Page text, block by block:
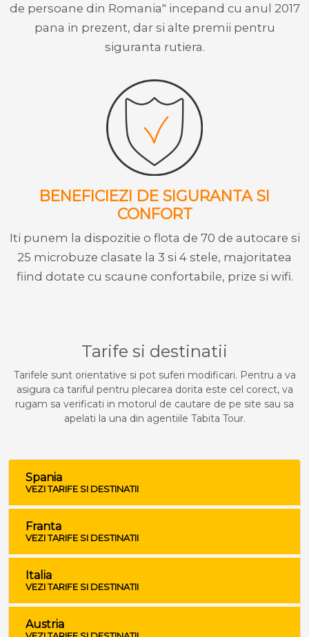
de persoane din Romania" incepand cu anul 2017
pana in prezent, dar si alte premii pentru
siguranta rutiera.
BENEFICIEZI DE SIGURANTA SI
CONFORT
Iti punem la dispozitie o flota de 70 de autocare si
25 microbuze clasate la 3 si 4 stele, majoritatea
fiind dotate cu scaune confortabile, prize si wifi.
Tarife si destinatii
Tarifele sunt orientative si pot suferi modificari. Pentru a va
asigura ca tariful pentru plecarea dorita este cel corect, va
rugam sa verificati in motorul de cautare de pe site sau sa
apelati la una din agentiile Tabita Tour.
Spania
VEZI TARIFE SI DESTINATII
Franta
VEZI TARIFE SI DESTINATII
Italia
VEZI TARIFE SI DESTINATII
Austria